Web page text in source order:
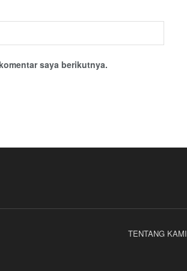
saya berikutnya.
TENTANG KAMI